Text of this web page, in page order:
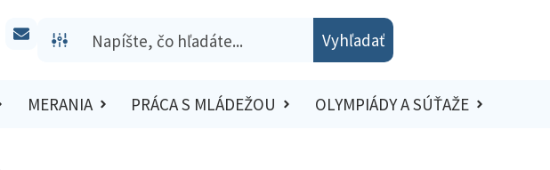
Vyhľadať
MERANIA PRÁCA S MLÁDEŽOU OLYMPIÁDY A SÚŤAŽE